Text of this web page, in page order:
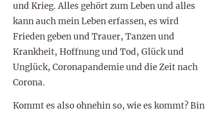
und Krieg. Alles gehört zum Leben und alles
kann auch mein Leben erfassen, es wird
Frieden geben und Trauer, Tanzen und
Krankheit, Hoffnung und Tod, Glück und
Unglück, Coronapandemie und die Zeit nach
Corona.
Kommt es also ohnehin so, wie es kommt? Bin